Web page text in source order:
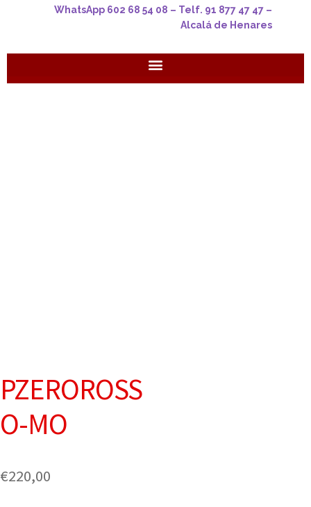
WhatsApp 602 68 54 08 – Telf. 91 877 47 47 –
Alcalá de Henares
PZEROROSS
O-MO
€220,00